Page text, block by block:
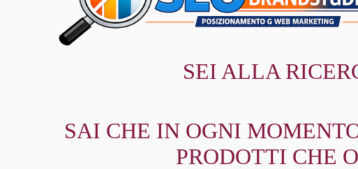
SEI ALLA
SAI CHE IN OGNI
PRODOTTI CHE